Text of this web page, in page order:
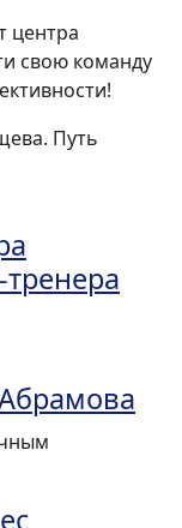
центра
свою команду